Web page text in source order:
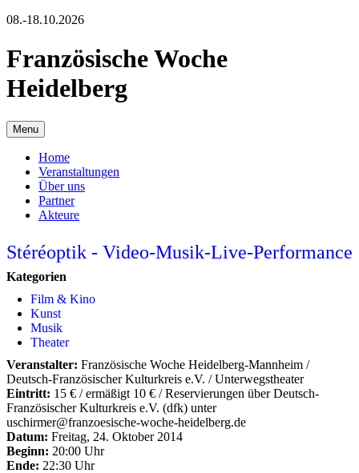
08.-18.10.2026
Französische Woche
Heidelberg
Menu
Home
Veranstaltungen
Über uns
Partner
Akteure
Stéréoptik - Video-Musik-Live-Performance
Kategorien
Film & Kino
Kunst
Musik
Theater
Veranstalter: Französische Woche Heidelberg-Mannheim /
Deutsch-Französischer Kulturkreis e.V. / Unterwegstheater
Eintritt: 15 € / ermäßigt 10 € / Reservierungen über Deutsch-
Französischer Kulturkreis e.V. (dfk) unter
uschirmer@franzoesische-woche-heidelberg.de
Datum: Freitag, 24. Oktober 2014
Beginn: 20:00 Uhr
Ende: 22:30 Uhr